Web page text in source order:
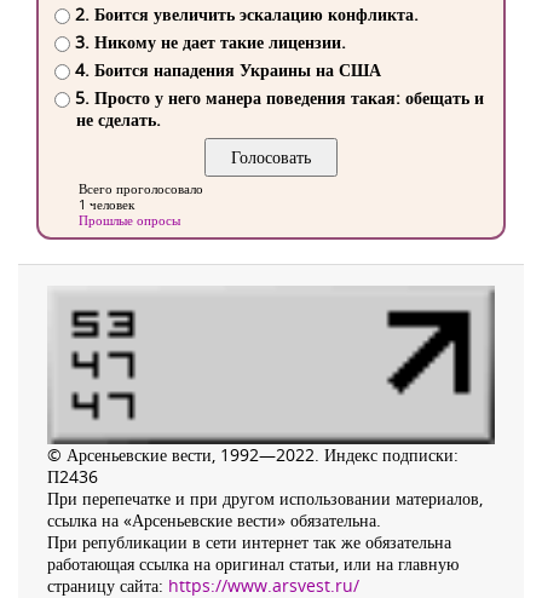
2. Боится увеличить эскалацию конфликта.
3. Никому не дает такие лицензии.
4. Боится нападения Украины на США
5. Просто у него манера поведения такая: обещать и
не сделать.
Всего проголосовало
1 человек
Прошлые опросы
© Арсеньевские вести, 1992—2022. Индекс подписки:
П2436
При перепечатке и при другом использовании материалов,
ссылка на «Арсеньевские вести» обязательна.
При републикации в сети интернет так же обязательна
работающая ссылка на оригинал статьи, или на главную
страницу сайта: https://www.arsvest.ru/